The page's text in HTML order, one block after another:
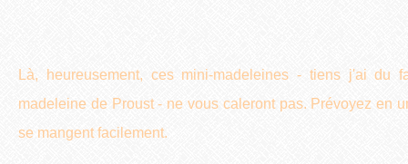
Là, heureusement, ces mini-madeleines - tiens j'ai du
madeleine de Proust - ne vous caleront pas. Prévoyez en
se mangent facilement.